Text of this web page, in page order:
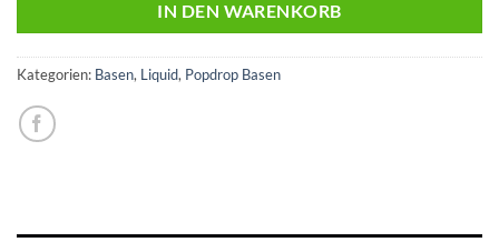
IN DEN WARENKORB
Kategorien: Basen, Liquid, Popdrop Basen